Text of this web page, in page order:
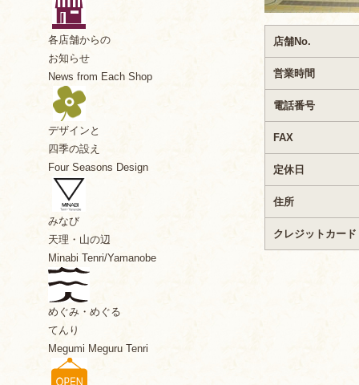
店舗No.
営業時間
電話番号
FAX
定休日
住所
クレジットカード
各店舗からの
お知らせ
News from Each Shop
デザインと
四季の設え
Four Seasons Design
みなび
天理・山の辺
Minabi Tenri/Yamanobe
めぐみ・めぐる
てんり
Megumi Meguru Tenri